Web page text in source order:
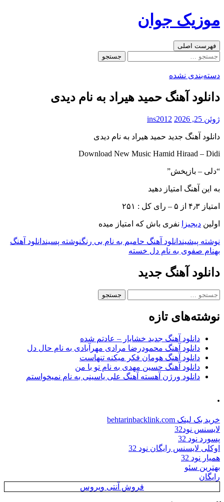
به
موزیک جوان
جست‌وجو
فهرست اصلی
جستجو
دسته‌بندی نشده
دانلود آهنگ حمید هیراد به نام دیدی
ژوئن 25, 2026 ins2012
دانلود آهنگ جدید حمید هیراد به نام دیدی
Download New Music Hamid Hiraad – Didi
“دلی – بازپخش”
به این آهنگ امتیاز دهید
امتیاز ۴٫۳ از ۵ – رای کل : ۲۵۱
اولین دیجیزا نفری باش که امتیاز میده
ناوبری
نوشته
نوشته پیشیندانلود آهنگ حامیم به نام بی رنگنوشته پسیندانلود آهنگ
بهنام صفوی به نام دل خسته
دانلود آهنگ جدید
جستجو
نوشته‌های تازه
دانلود آهنگ جدید خشایار – عادتم شده
دانلود آهنگ محمودرضا مرادی مهرآبادی به نام حال دل
دانلود آهنگ هومان فکر میکنه تنهاست
دانلود آهنگ حسین مهدی به نام تو با من
دانلود ورژن آهسته آهنگ علی یاسینی به نام نمیخواستم
.
خرید بک لینک behtarinbacklink.com
لایسنس نود32
پسورد نود 32
اوکلی لایسنس رایگان نود 32
همیار نود 32
بهترین سئو
رایگان
فروش آنتی ویروس